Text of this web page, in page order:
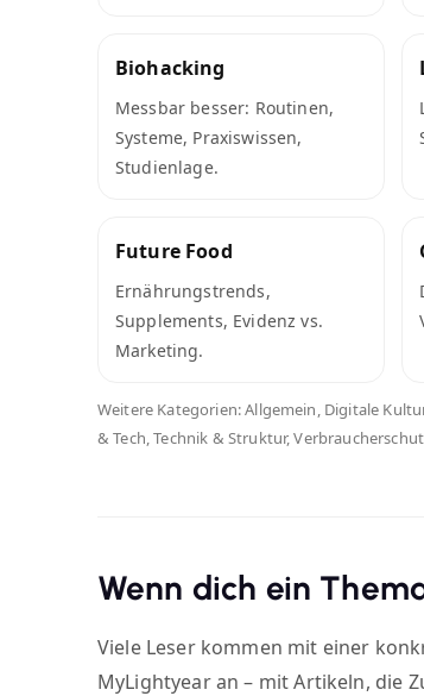
Biohacking
Messbar besser: Routinen,
Systeme, Praxiswissen,
Studienlage.
Future Food
Ernährungstrends,
Supplements, Evidenz vs.
Marketing.
Weitere Kategorien: Allgemein, Digitale
& Tech, Technik & Struktur,
Wenn dich ein
Viele Leser kommen mit einer
MyLightyear an – mit Artikeln, die